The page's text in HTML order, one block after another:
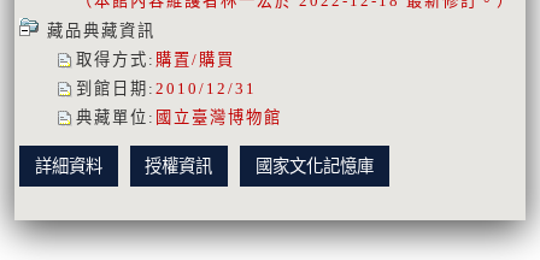
藏品典藏資訊
取得方式 : 購置/購買
到館日期 : 2010/12/31
典藏單位 : 國立臺灣博物館
詳細資料 授權資訊 國家文化記憶庫